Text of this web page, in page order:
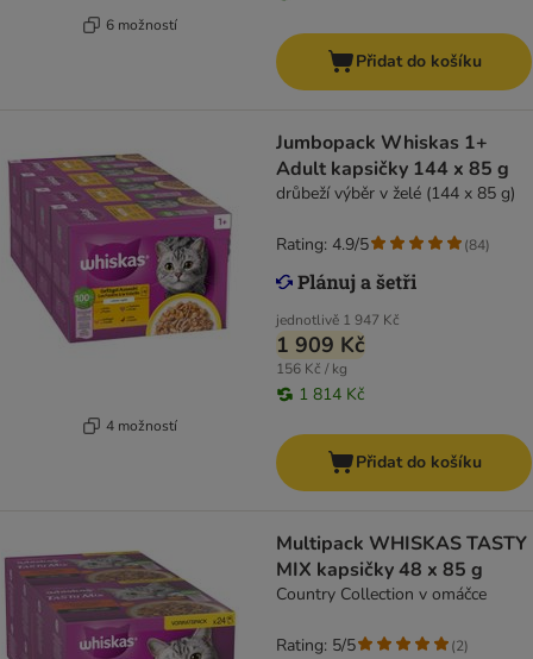
6 možností
Přidat do košíku
4 možností
Jumbopack Whiskas 1+
Adult kapsičky 144 x 85 g
drůbeží výběr v želé (144 x 85 g)
jednotlivě 1 947 Kč
1 909 Kč
156 Kč / kg
1 814 Kč
Rating: 4.9/5 (84)
Přidat do košíku
Multipack WHISKAS TASTY
MIX kapsičky 48 x 85 g
Country Collection v omáčce
Rating: 5/5 (2)